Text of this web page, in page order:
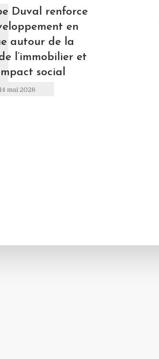
Duval renforce
en
autour de la
l’immobilier et
social
14 mai 2026